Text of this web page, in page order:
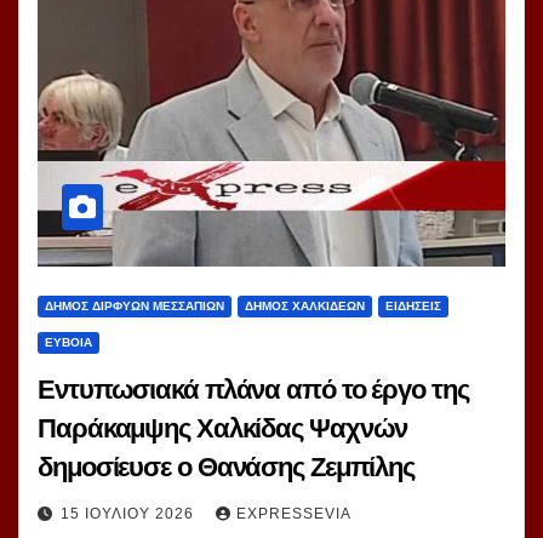
ΔΗΜΟΣ ΔΙΡΦΥΩΝ ΜΕΣΣΑΠΙΩΝ ΔΗΜΟΣ ΧΑΛΚΙΔΕΩΝ ΕΙΔΗΣΕΙΣ
ΕΥΒΟΙΑ
Εντυπωσιακά πλάνα από το έργο της
Παράκαμψης Χαλκίδας Ψαχνών
δημοσίευσε ο Θανάσης Ζεμπίλης
15 ΙΟΥΛΊΟΥ 2026 EXPRESSEVIA